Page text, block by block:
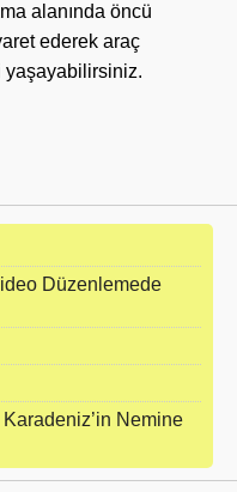
alanında öncü
ederek araç
yaşayabilirsiniz.
Düzenlemede
Nemine